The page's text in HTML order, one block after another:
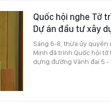
Quốc hội nghe Tờ
Dự án đầu tư xây
Sáng 6-8, thừa ủy quyền
Minh đã trình Quốc hội
dựng đường Vành đai 5 -